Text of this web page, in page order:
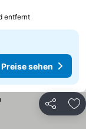
entfernt
Preise sehen
Teilen